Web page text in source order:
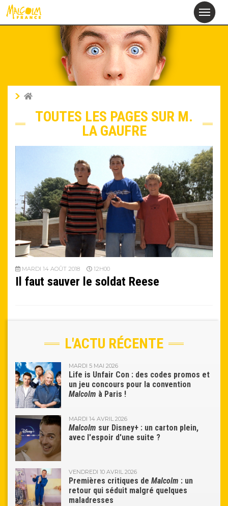
M
France
TOUTES LES PAGES SUR M.
LA GAUFRE
MARDI 14 AOÛT 2018 12H00
Il faut sauver le soldat Reese
L'ACTU RÉCENTE
MARDI 5 MAI 2026
Life is Unfair Con : des codes promos et
un jeu concours pour la convention
Malcolm à Paris !
MARDI 14 AVRIL 2026
Malcolm sur Disney+ : un carton plein,
avec l'espoir d'une suite ?
VENDREDI 10 AVRIL 2026
Premières critiques de Malcolm : un
retour qui séduit malgré quelques
maladresses